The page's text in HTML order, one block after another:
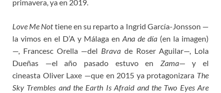
primavera, ya en 2019.
Love Me Nottiene en su reparto a Ingrid García-Jonsson —
la vimos en el D’A y Málaga en Ana de día (en la imagen)
—, Francesc Orella —del Brava de Roser Aguilar—, Lola
Dueñas —el año pasado estuvo en Zama— y el
cineasta Oliver Laxe —que en 2015 ya protagonizara The
Sky Trembles and the Earth Is Afraid and the Two Eyes Are